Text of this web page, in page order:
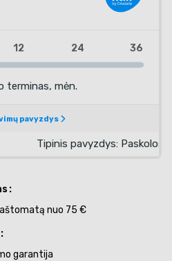
nuo 75 €
garantija